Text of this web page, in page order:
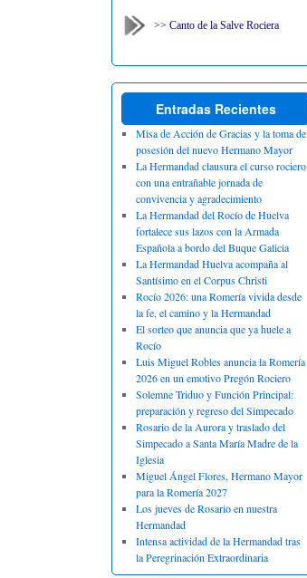
>> Canto de la Salve Rociera
Entradas Recientes
Misa de Acción de Gracias y la toma de
posesión del nuevo Hermano Mayor
La Hermandad clausura el curso rociero
con una entrañable jornada de
convivencia y agradecimiento
La Hermandad del Rocío de Huelva
fortalece sus lazos con la Armada
Española a bordo del Buque Galicia
La Hermandad Huelva acompaña al
Santísimo en el Corpus Christi
Rocío 2026: una Romería vivida desde
la fe, el camino y la Hermandad
El sorteo que anuncia que ya huele a
Rocío
Luis Miguel Robles anuncia la Romería
2026 en un emotivo Pregón Rociero
Solemne Triduo y Función Principal:
preparación y regreso del Simpecado
Rosario de la Aurora y traslado del
Simpecado a Santa María Madre de la
Iglesia
Miguel Ángel Flores, Hermano Mayor
para la Romería 2027
Los jueves de Rosario en nuestra
Hermandad
Intensa actividad de la Hermandad tras
la Peregrinación Extraordinaria